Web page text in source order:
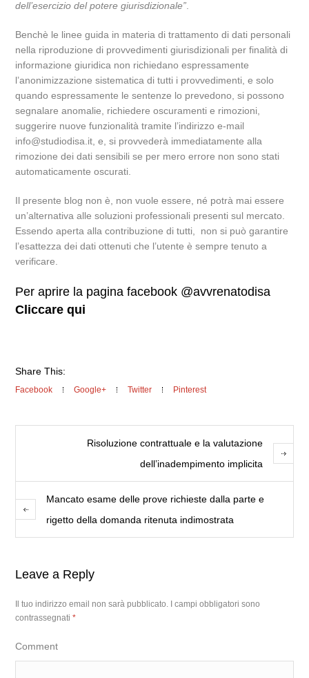
dell’esercizio del potere giurisdizionale”
Benchè le linee guida in materia di trattamento di dati personali
nella riproduzione di provvedimenti giurisdizionali per finalità di
informazione giuridica non richiedano espressamente
l’anonimizzazione sistematica di tutti i provvedimenti, e solo
quando espressamente le sentenze lo prevedono, si possono
segnalare anomalie, richiedere oscuramenti e rimozioni,
suggerire nuove funzionalità tramite l’indirizzo e-mail
info@studiodisa.it, e, si provvederà immediatamente alla
rimozione dei dati sensibili se per mero errore non sono stati
automaticamente oscurati.
Il presente blog non è, non vuole essere, né potrà mai essere
un’alternativa alle soluzioni professionali presenti sul mercato.
Essendo aperta alla contribuzione di tutti, non si può garantire
l’esattezza dei dati ottenuti che l’utente è sempre tenuto a
verificare.
Per aprire la pagina facebook @avvrenatodisa
Cliccare qui
Share This:
Facebook Google+ Twitter Pinterest
Risoluzione contrattuale e la valutazione
dell’inadempimento implicita
Mancato esame delle prove richieste dalla parte e
rigetto della domanda ritenuta indimostrata
Leave a Reply
Il tuo indirizzo email non sarà pubblicato.
I campi obbligatori sono
contrassegnati*
Comment